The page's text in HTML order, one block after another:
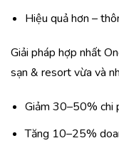
Hiệu quả hơn –
Giải pháp hợp nhất
sạn & resort vừa và
Giảm 30–50% chi
Tăng 10–25%